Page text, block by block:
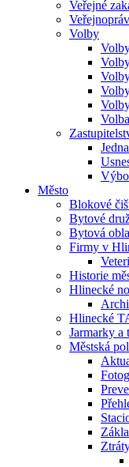
Veřejné
Volby
Město
Blokové
Bytové
Bytová
Firmy v
Historie
Hlinecké
Hlinecké
Jarmarky a
Městská